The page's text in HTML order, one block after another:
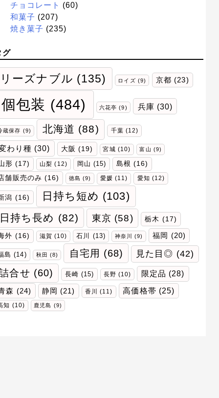
チョコレート
(60)
和菓子 (207)
焼き菓子 (235)
グ
リーズナブル (135) ロイズ (9) 京都 (23)
個包装 (484) 六花亭 (9) 兵庫 (30)
蔵保存 (9) 北海道 (88) 千葉 (12)
わり種 (30) 大阪 (19) 宮城 (10) 富山 (9)
形 (17) 山梨 (12) 岡山 (15) 島根 (16)
舗販売のみ (16) 徳島 (9) 愛媛 (11) 愛知 (12)
潟 (16) 日持ち短め (103)
日持ち長め (82) 東京 (58) 栃木 (17)
外 (16) 滋賀 (10) 石川 (13) 神奈川 (9) 福岡 (20)
島 (14) 秋田 (8) 自宅用 (68) 見た目◎ (42)
合せ (60) 長崎 (15) 長野 (10) 限定品 (28)
森 (24) 静岡 (21) 香川 (11) 高価格帯 (25)
知 (10) 鹿児島 (9)